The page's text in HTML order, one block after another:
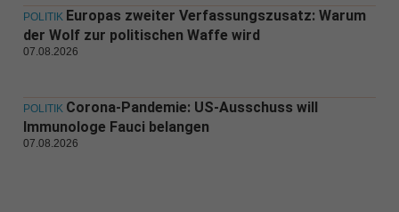
POLITIK Europas zweiter Verfassungszusatz: Warum
der Wolf zur politischen Waffe wird
07.08.2026
POLITIK Corona-Pandemie: US-Ausschuss will
Immunologe Fauci belangen
07.08.2026